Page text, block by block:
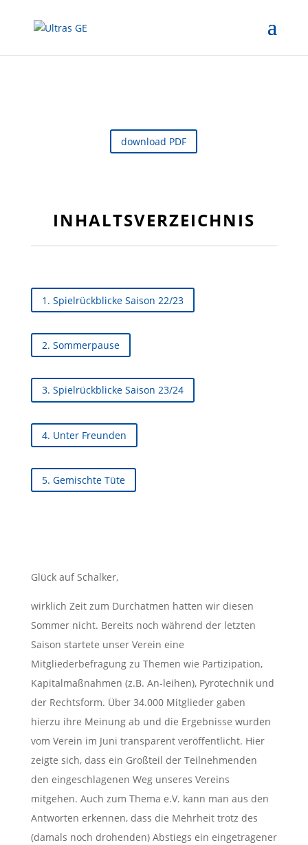
download PDF
INHALTSVERZEICHNIS
1. Spielrückblicke Saison 22/23
2. Sommerpause
3. Spielrückblicke Saison 23/24
4. Unter Freunden
5. Gemischte Tüte
Glück auf Schalker,
wirklich Zeit zum Durchatmen hatten wir diesen
Sommer nicht. Bereits noch während der letzten
Saison startete unser Verein eine
Mitgliederbefragung zu Themen wie Partizipation,
Kapitalmaßnahmen (z.B. An-leihen), Pyrotechnik und
der Rechtsform. Über 34.000 Mitglieder gaben
hierzu ihre Meinung ab und die Ergebnisse wurden
vom Verein im Juni transparent veröffentlicht. Hier
zeigte sich, dass ein Großteil der Teilnehmenden
den eingeschlagenen Weg unseres Vereins
mitgehen. Auch zum Thema e.V. kann man aus den
Antworten erkennen, dass die Mehrheit trotz des
(damals noch drohenden) Abstiegs ein eingetragener